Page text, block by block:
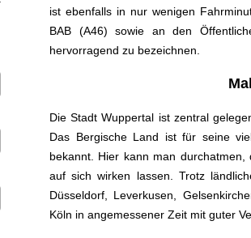
ist ebenfalls in nur wenigen
BAB (A46) sowie an den
hervorragend zu bezeichnen.
Die Stadt Wuppertal ist zentral
Das Bergische Land ist für seine
bekannt. Hier kann man
auf sich wirken lassen. Trotz
Düsseldorf, Leverkusen,
Köln in angemessener Zeit mit guter